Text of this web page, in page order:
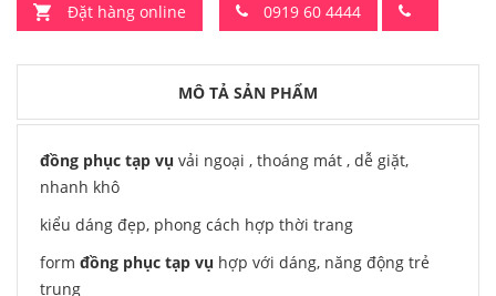
Đặt hàng online 0919 60 4444
MÔ TẢ SẢN PHẨM
đồng phục tạp vụ vải ngoại , thoáng mát , dễ giặt,
nhanh khô
kiểu dáng đẹp, phong cách hợp thời trang
form đồng phục tạp vụ hợp với dáng, năng động trẻ
trung